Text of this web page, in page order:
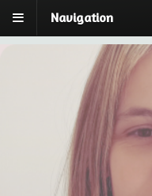
Navigation